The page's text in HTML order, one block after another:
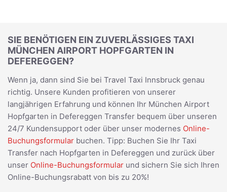
SIE BENÖTIGEN EIN ZUVERLÄSSIGES TAXI
MÜNCHEN AIRPORT HOPFGARTEN IN
DEFEREGGEN?
Wenn ja, dann sind Sie bei Travel Taxi Innsbruck genau
richtig. Unsere Kunden profitieren von unserer
langjährigen Erfahrung und können Ihr München Airport
Hopfgarten in Defereggen Transfer bequem über unseren
24/7 Kundensupport oder über unser modernes Online-
Buchungsformular buchen. Tipp: Buchen Sie Ihr Taxi
Transfer nach Hopfgarten in Defereggen und zurück über
unser Online-Buchungsformular und sichern Sie sich Ihren
Online-Buchungsrabatt von bis zu 20%!